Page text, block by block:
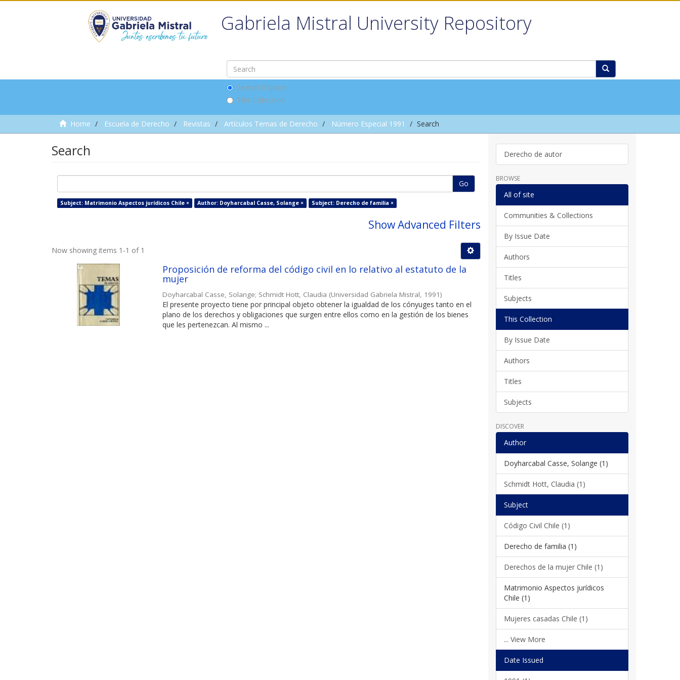
Gabriela Mistral University Repository
Search DSpace
This Collection
Home Escuela de Derecho Revistas Artículos Temas de Derecho Número Especial 1991 Search
Search
Go
Subject: Matrimonio Aspectos jurídicos Chile × Author: Doyharcabal Casse, Solange × Subject: Derecho de familia ×
Show Advanced Filters
Now showing items 1-1 of 1
Proposición de reforma del código civil en lo relativo al estatuto de la
mujer
Doyharcabal Casse, Solange; Schmidt Hott, Claudia (Universidad Gabriela Mistral 1991)
El presente proyecto tiene por principal objeto obtener la igualdad de los cónyuges tanto en el
plano de los derechos y obligaciones que surgen entre ellos como en la gestión de los bienes
que les pertenezcan. Al mismo ...
Derecho de autor
BROWSE
All of site
Communities & Collections
By Issue Date
Authors
Titles
Subjects
This Collection
By Issue Date
Authors
Titles
Subjects
DISCOVER
Author
Doyharcabal Casse, Solange (1)
Schmidt Hott, Claudia (1)
Subject
Código Civil Chile (1)
Derecho de familia (1)
Derechos de la mujer Chile (1)
Matrimonio Aspectos jurídicos
Chile (1)
Mujeres casadas Chile (1)
... View More
Date Issued